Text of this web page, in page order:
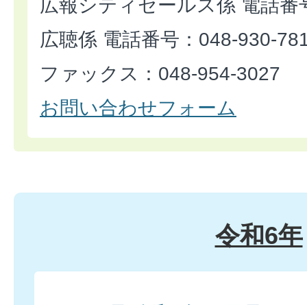
広報シティセールス係 電話
広聴係 電話番号：048-930-
ファックス：048-954-3027
お問い合わせフォーム
令和6年